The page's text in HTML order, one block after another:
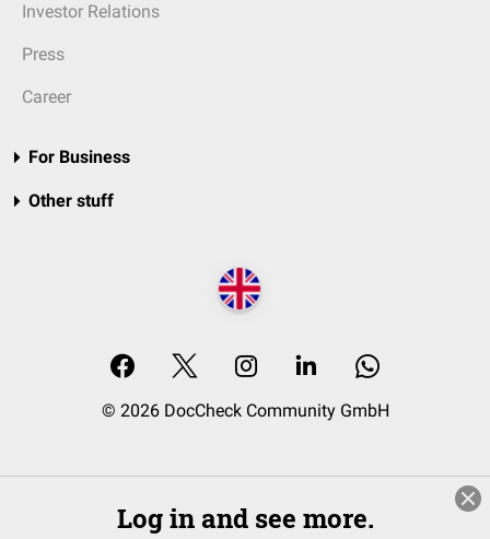
Investor Relations
Press
Career
For Business
Other stuff
© 2026 DocCheck Community GmbH
Log in and see more.